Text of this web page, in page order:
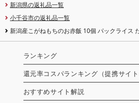
新潟県の返礼品一覧
小千谷市の返礼品一覧
新潟産こがねもちのお赤飯 10個 パックライス
ランキング
還元率コスパランキング（提携サイト
おすすめサイト解説